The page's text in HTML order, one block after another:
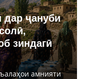
дар ҷануби
зиндагӣ
амнияти